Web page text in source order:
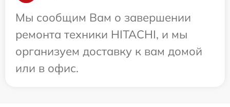
Мы сообщим Вам о завершении
ремонта техники HITACHI, и мы
организуем доставку к вам домой
или в офис.